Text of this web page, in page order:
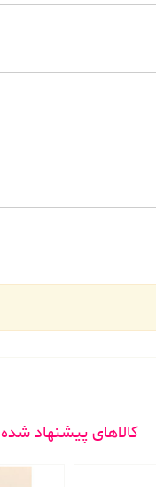
کالاهای پیشنهاد شده